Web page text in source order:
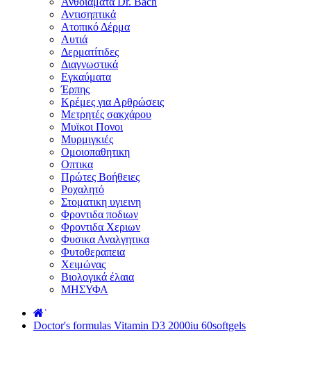
Αντισηπτικά
Ατοπικό Δέρμα
Αυτιά
Δερματίτιδες
Διαγνωστικά
Εγκαύματα
Έρπης
Κρέμες για Αρθρώσεις
Μετρητές σακχάρου
Μυϊκοι Πονοι
Μυρμιγκιές
Ομοιοπαθητικη
Οπτικα
Πρώτες Βοήθειες
Ροχαλητό
Στοματικη υγιεινη
Φροντιδα ποδιων
Φροντιδα Χεριων
Φυσικα Αναλγητικα
Φυτοθεραπεια
Χειμώνας
Βιολογικά έλαια
ΜΗΣΥΦΑ
˙
Doctor's formulas Vitamin D3 2000iu 60softgels